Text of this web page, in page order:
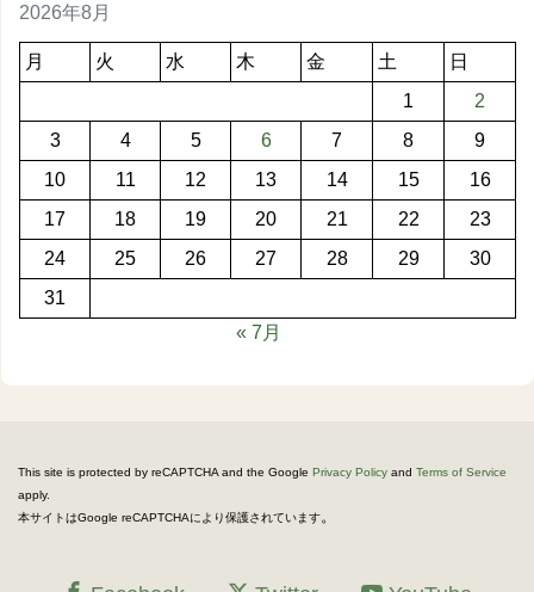
2026年8月
月 火 水 木 金 土
日
1
2
3
4 5 6 7 8
9
10
11 12 13 14 15
16
17
18 19 20 21 22
23
24
25 26 27 28 29
30
31
« 7月
This site is protected by reCAPTCHA and the Google Privacy Policy and Terms of Service
apply.
本サイトはGoogle reCAPTCHAにより保護されています。